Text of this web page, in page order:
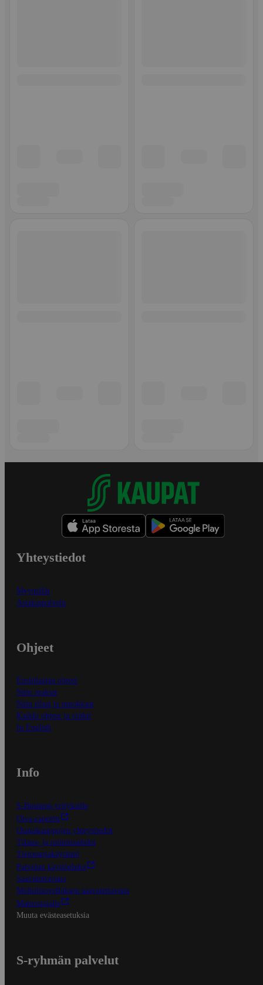
Yhteystiedot
Myymälät
Asiakaspalvelu
Ohjeet
Ensitilaajan ohjeet
Näin maksat
Näin tilaat ja muokkaat
Kaikki ohjeet ja vinkit
In English
Info
S-Business yrityksille
Oiva-raportit
Osuuskauppojen yhteystiedot
Tilaus- ja toimitusehdot
Tietosuojakäytäntö
Palvelun käyttöehdot
Saavutettavuus
Mobiilisovelluksen saavutettavuus
Mainostajalle
Muuta evästeasetuksia
S-ryhmän palvelut